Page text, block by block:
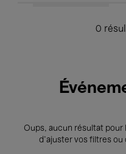
0
Oups, aucun résultat pour
d’ajuster vos filtres